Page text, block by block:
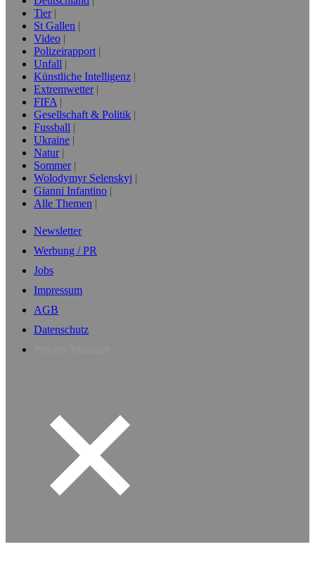
Tier
St Gallen
Video
Polizeirapport
Unfall
Künstliche Intelligenz
Extremwetter
FIFA
Gesellschaft & Politik
Fussball
Ukraine
Natur
Sommer
Wolodymyr Selenskyj
Gianni Infantino
Alle Themen
Newsletter
Werbung / PR
Jobs
Impressum
AGB
Datenschutz